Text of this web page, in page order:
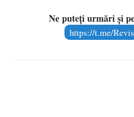
Ne puteți urmări și
https://t.me/